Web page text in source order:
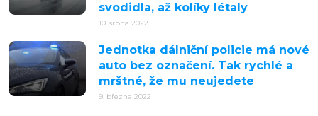
svodidla, až kolíky létaly
10. srpna 2022
Jednotka dálniční policie má nové
auto bez označení. Tak rychlé a
mrštné, že mu neujedete
9. března 2022